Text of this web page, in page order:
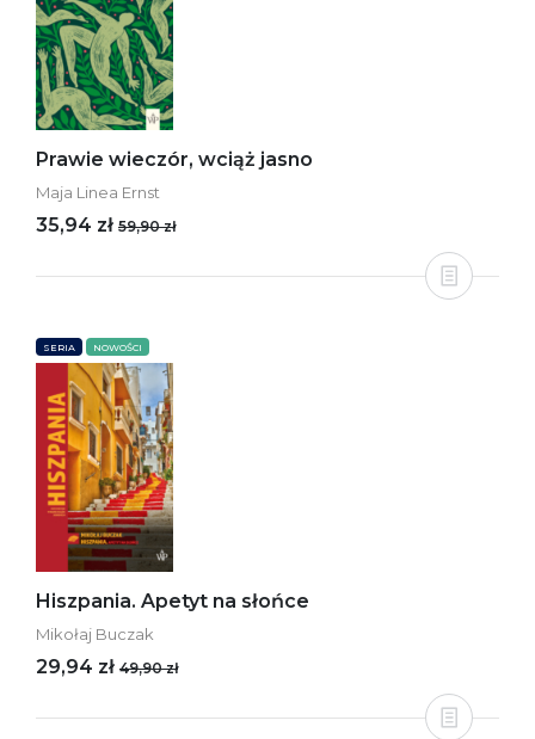
Prawie wieczór, wciąż jasno
Maja Linea Ernst
35,94 zł 59,90 zł
SERIA NOWOŚCI
Hiszpania. Apetyt na słońce
Mikołaj Buczak
29,94 zł 49,90 zł